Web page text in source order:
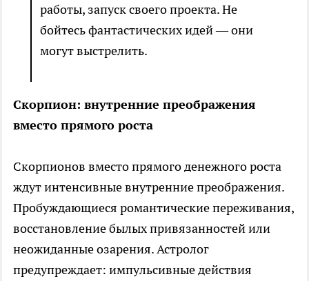
работы, запуск своего проекта. Не
бойтесь фантастических идей — они
могут выстрелить.
Скорпион: внутренние преображения
вместо прямого роста
Скорпионов вместо прямого денежного роста
ждут интенсивные внутренние преображения.
Пробуждающиеся романтические переживания,
восстановление былых привязанностей или
неожиданные озарения. Астролог
предупреждает: импульсивные действия